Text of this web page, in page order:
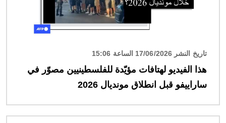
تاريخ النشر 17/06/2026 الساعة 15:06
هذا الفيديو لهتافات مؤيّدة للفلسطينيين مصوّر في
ساراييفو قبل انطلاق مونديال 2026